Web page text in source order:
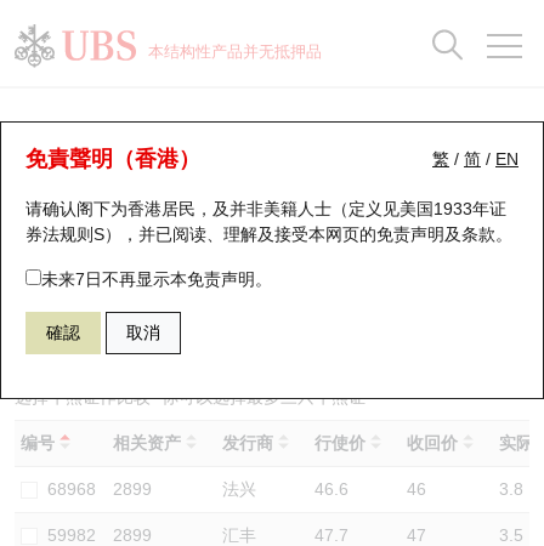
本结构性产品并无抵押品
繁 / 简 / EN
免責聲明（香港）
请确认阁下为香港居民，及并非美籍人士（定义见美国1933年证
券法规则S），并已阅读、理解及接受本网页的免责声明及条款。
未来7日不再显示本免责声明。
確認 取消
牛熊证分析仪
表现 街货统计 比较
57434 瑞银熊证 2899 紫金矿业
选择牛熊证作比较 *你可以选择最多三只牛熊证
编号 相关资产 发行商 行使价 收回价 实际
68968 2899 法兴 46.6 46 3.8
59982 2899 汇丰 47.7 47 3.5
瑞银认股证一览
新发行瑞银认股证
即将到期认股证
认股证到期结算价查找
认股证分析仪
认股证速算机
街货统计
比较
牛熊全景快搜
牛熊证搜寻
牛熊证街货分布图
正股牛熊证列表
新发行瑞银牛熊证
已收回牛熊证剩余价值
街货统计
比较
十大升幅/跌幅
十大认股证成交分布
十天股证占大市成交
资金流
街货统计
三十大平均引伸波幅
正股分析仪
二十大活跃股份
恒指成份股
国指成份股
科指成份股
相关资产沽空
持股比重
显示所有持股比重
每月轮证大市专题
轮证专栏
讲座及教育短片
认股证投资者教育
牛熊证投资者教育
认股证牛熊证常问问题